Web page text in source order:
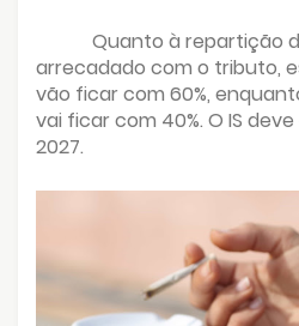
Quanto à repartição
arrecadado com o tributo,
vão ficar com 60%,
vai ficar com 40%. O IS
2027.